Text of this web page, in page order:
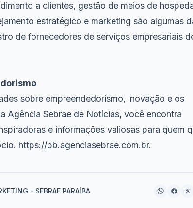
a clientes, gestão de meios de
estratégico e marketing são algumas
de fornecedores de serviços empresariais
sobre empreendedorismo, inovação e os
Agência Sebrae de Notícias, você encontra
e informações valiosas para quem
https://pb.agenciasebrae.com.br.
- SEBRAE PARAÍBA